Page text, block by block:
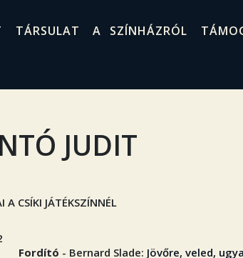
TÁRSULAT A SZÍNHÁZRÓL
JUDIT
A CSÍKI JÁTÉKSZÍNNÉL
Fordító - Bernard Slade: Jövőre, veled,